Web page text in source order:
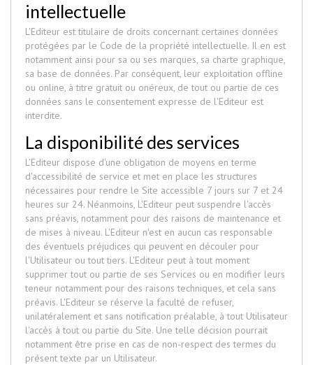
intellectuelle
L'Editeur est titulaire de droits concernant certaines données
protégées par le Code de la propriété intellectuelle. Il en est
notamment ainsi pour sa ou ses marques, sa charte graphique,
sa base de données. Par conséquent, leur exploitation offline
ou online, à titre gratuit ou onéreux, de tout ou partie de ces
données sans le consentement expresse de l'Editeur est
interdite.
La disponibilité des services
L'Editeur dispose d'une obligation de moyens en terme
d'accessibilité de service et met en place les structures
nécessaires pour rendre le Site accessible 7 jours sur 7 et 24
heures sur 24. Néanmoins, L'Editeur peut suspendre l'accès
sans préavis, notamment pour des raisons de maintenance et
de mises à niveau. L'Editeur n'est en aucun cas responsable
des éventuels préjudices qui peuvent en découler pour
l'Utilisateur ou tout tiers. L'Editeur peut à tout moment
supprimer tout ou partie de ses Services ou en modifier leurs
teneur notamment pour des raisons techniques, et cela sans
préavis. L'Editeur se réserve la faculté de refuser,
unilatéralement et sans notification préalable, à tout Utilisateur
l'accès à tout ou partie du Site. Une telle décision pourrait
notamment être prise en cas de non-respect des termes du
présent texte par un Utilisateur.